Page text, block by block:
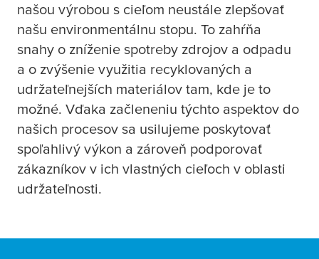
našou výrobou s cieľom neustále zlepšovať
našu environmentálnu stopu. To zahŕňa
snahy o zníženie spotreby zdrojov a odpadu
a o zvýšenie využitia recyklovaných a
udržateľnejších materiálov tam, kde je to
možné. Vďaka začleneniu týchto aspektov do
našich procesov sa usilujeme poskytovať
spoľahlivý výkon a zároveň podporovať
zákazníkov v ich vlastných cieľoch v oblasti
udržateľnosti.